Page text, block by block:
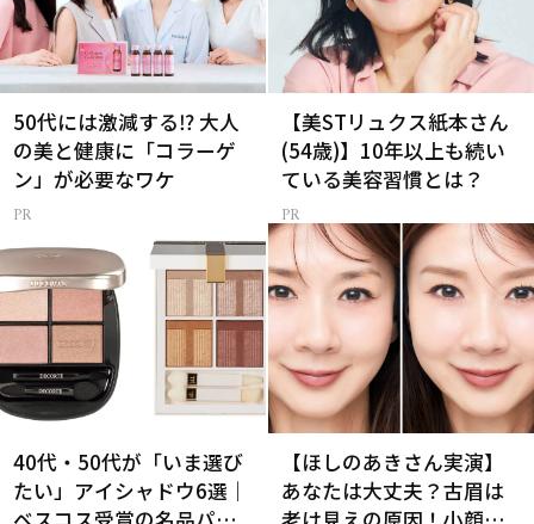
50代には激減する⁉ 大人
の美と健康に「コラーゲ
ン」が必要なワケ
【美STリュクス紙本さん
(54歳)】10年以上も続い
ている美容習慣とは？
40代・50代が「いま選び
たい」アイシャドウ6選｜
【ほしのあきさん実演】
あなたは大丈夫？古眉は